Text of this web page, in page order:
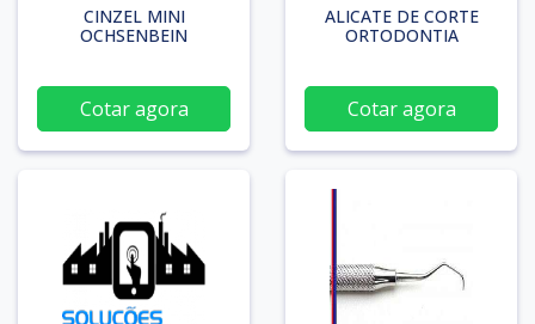
CINZEL MINI
OCHSENBEIN
Cotar agora
ALICATE DE CORTE
ORTODONTIA
Cotar agora